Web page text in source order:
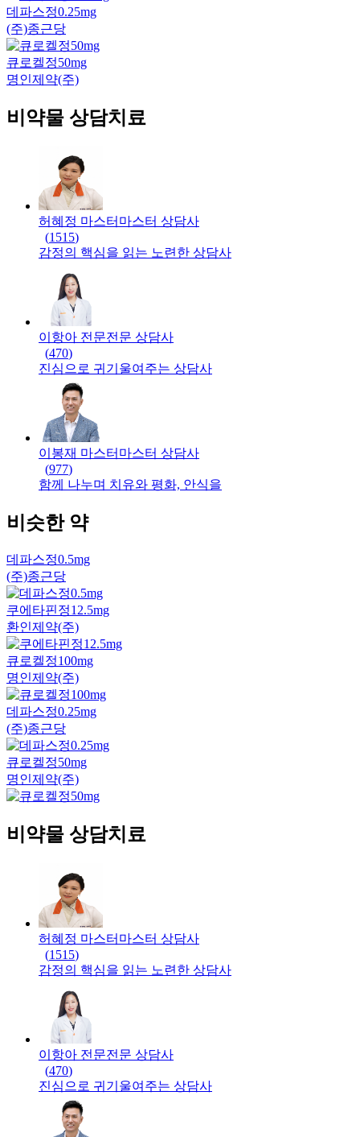
데파스정0.25mg
(주)종근당
큐로켈정50mg
명인제약(주)
비약물 상담치료
허혜정 마스터 마스터 상담사
(1515)
감정의 핵심을 읽는 노련한 상담사
이항아 전문전문 상담사
(470)
진심으로 귀기울여주는 상담사
이봉재 마스터 마스터 상담사
(977)
함께 나누며 치유와 평화, 안식을
비슷한 약
데파스정0.5mg
(주)종근당
쿠에타핀정12.5mg
환인제약(주)
큐로켈정100mg
명인제약(주)
데파스정0.25mg
(주)종근당
큐로켈정50mg
명인제약(주)
비약물 상담치료
허혜정 마스터 마스터 상담사
(1515)
감정의 핵심을 읽는 노련한 상담사
이항아 전문전문 상담사
(470)
진심으로 귀기울여주는 상담사